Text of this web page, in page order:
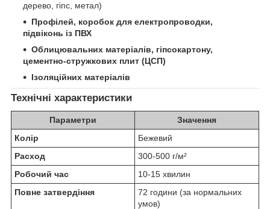
дерево, гіпс, метал)
Профілей, коробок для електропроводки,
підвіконь із ПВХ
Облицювальних матеріалів, гіпсокартону,
цементно-стружкових плит (ЦСП)
Ізоляційних матеріалів
Технічні характеристики
Параметри
Значення
Колір
Бежевий
Расход
300-500 г/м²
Робочий час
10-15 хвилин
Повне затвердіння
72 години (за нормальних
умов)